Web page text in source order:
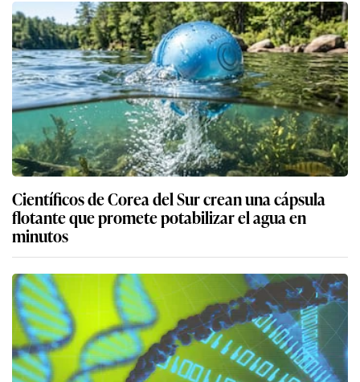
Científicos de Corea del Sur crean una cápsula
flotante que promete potabilizar el agua en
minutos